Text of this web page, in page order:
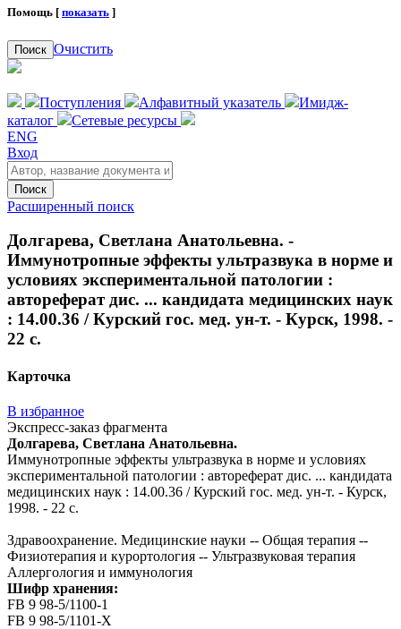
Помощь [ показать ]
Поиск Очистить
Поступления Алфавитный указатель
Имидж-
каталог
Сетевые ресурсы
ENG
Вход
Поиск
Расширенный поиск
Долгарева, Светлана Анатольевна. -
Иммунотропные эффекты ультразвука в норме и
условиях экспериментальной патологии :
автореферат дис. ... кандидата медицинских наук
: 14.00.36 / Курский гос. мед. ун-т. - Курск, 1998. -
22 с.
Карточка
В избранное
Экспресс-заказ фрагмента
Долгарева, Светлана Анатольевна.
Иммунотропные эффекты ультразвука в норме и условиях
экспериментальной патологии : автореферат дис. ... кандидата
медицинских наук : 14.00.36 / Курский гос. мед. ун-т. - Курск,
1998. - 22 с.
Здравоохранение. Медицинские науки -- Общая терапия --
Физиотерапия и курортология -- Ультразвуковая терапия
Аллергология и иммунология
Шифр хранения:
FB 9 98-5/1100-1
FB 9 98-5/1101-X